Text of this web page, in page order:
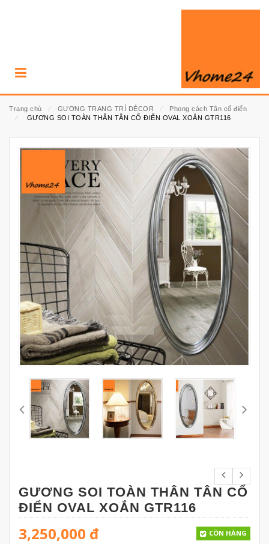
Trang chủ ⁄ GƯƠNG TRANG TRÍ DÉCOR ⁄
Phong cách Tân cổ điển
⁄
GƯƠNG SOI TOÀN THÂN TÂN CỔ ĐIỂN OVAL XOẮN GTR116
GƯƠNG SOI TOÀN THÂN TÂN CỔ
ĐIỂN OVAL XOẮN GTR116
3,250,000 đ CÒN HÀNG